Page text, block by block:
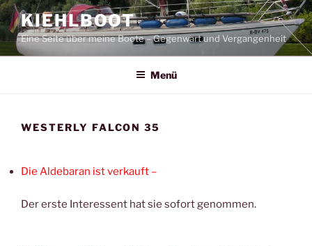
Zum
Inhalt
springen
KIEHLBOOT
Eine Seite über meine Boote – Gegenwart und Vergangenheit
Menü
WESTERLY FALCON 35
Die Aldebaran ist verkauft –
Der erste Interessent hat sie sofort genommen.